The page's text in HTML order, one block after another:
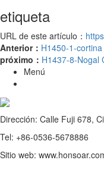
etiqueta
URL de este artículo：
Anterior： H1450-1-
próximo： H1437-8-Nogal
Menú
Dirección: Calle Fuji 678,
Tel: +86-0536-5678886
Sitio web: